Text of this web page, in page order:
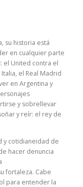
su historia está
en cualquier parte
el United contra el
el Real Madrid
en Argentina y
y sobrellevar
y reír: el rey de
y cotidianeidad de
hacer denuncia
fortaleza. Cabe
para entender la